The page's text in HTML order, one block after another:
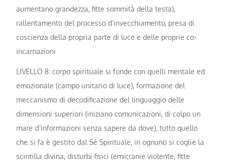
aumentano grandezza, fitte sommità della testa),
rallentamento del processo d’invecchiamento, presa di
coscienza della propria parte di luce e delle proprie co-
incarnazioni
LIVELLO 8: corpo spirituale si fonde con quelli mentale ed
emozionale (campo unitario di luce), formazione del
meccanismo di decodificazione del linguaggio delle
dimensioni superiori (iniziano comunicazioni, di colpo un
mare d’informazioni senza sapere da dove), tutto quello
che si fa è gestito dal Sé Spirituale, in ognuno si coglie la
scintilla divina, disturbi fisici (emicranie violente, fitte